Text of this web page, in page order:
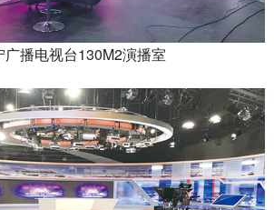
广播电视台130M2演播室